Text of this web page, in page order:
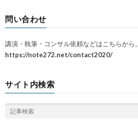
問い合わせ
講演・執筆・コンサル依頼などはこちらから。
https://note272.net/contact2020/
サイト内検索